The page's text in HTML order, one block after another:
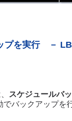
プを実行 －
スケジュールバ
バックアップを